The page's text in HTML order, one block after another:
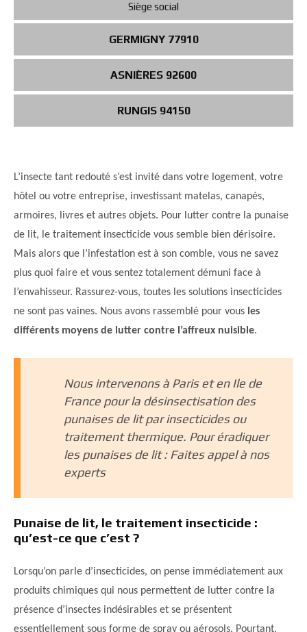
Siège social
GERMIGNY 77910
ASNIÈRES 92600
RUNGIS 94150
L’insecte tant redouté s’est invité dans votre logement, votre
hôtel ou votre entreprise, investissant matelas, canapés,
armoires, livres et autres objets. Pour lutter contre la punaise
de lit, le traitement insecticide vous semble bien dérisoire.
Mais alors que l’infestation est à son comble, vous ne savez
plus quoi faire et vous sentez totalement démuni face à
l’envahisseur. Rassurez-vous, toutes les solutions insecticides
ne sont pas vaines. Nous avons rassemblé pour vous les
différents moyens de lutter contre l’affreux nuisible.
Nous intervenons à Paris et en Ile de
France pour la désinsectisation des
punaises de lit par insecticides ou
traitement thermique. Pour éradiquer
les punaises de lit : Faites appel à nos
experts
Punaise de lit, le traitement insecticide :
qu’est-ce que c’est ?
Lorsqu’on parle d’insecticides, on pense immédiatement aux
produits chimiques qui nous permettent de lutter contre la
présence d’insectes indésirables et se présentent
essentiellement sous forme de spray ou aérosols. Pourtant,